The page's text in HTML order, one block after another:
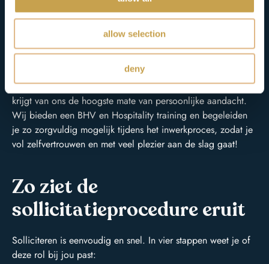
allow selection
deny
We verzorgen de dienstverlening op maat en kijken daarom
ook nauwkeurig tijdens de sollicitatieprocedure welke
locatie, takenpakket, team en dagen het beste passen om de
juiste match te maken met elkaar!
Bij Spirit werk je gedetacheerd bij onze opdrachtgevers. Je
krijgt van ons de hoogste mate van persoonlijke aandacht.
Wij bieden een BHV en Hospitality training en begeleiden
je zo zorgvuldig mogelijk tijdens het inwerkproces, zodat je
vol zelfvertrouwen en met veel plezier aan de slag gaat!
Zo ziet de
sollicitatieprocedure eruit
Solliciteren is eenvoudig en snel. In vier stappen weet je of
deze rol bij jou past: